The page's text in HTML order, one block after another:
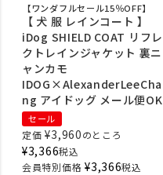
【ワンダフルセール15％OFF】
【 犬 服 レインコート 】
iDog SHIELD COAT リフレ
クトレインジャケット 裏ニ
ャンカモ
IDOG×AlexanderLeeCha
ng アイドッグ メール便OK
セール
定価 ¥3,960のところ
¥3,366税込
会員特別価格 ¥3,366税込